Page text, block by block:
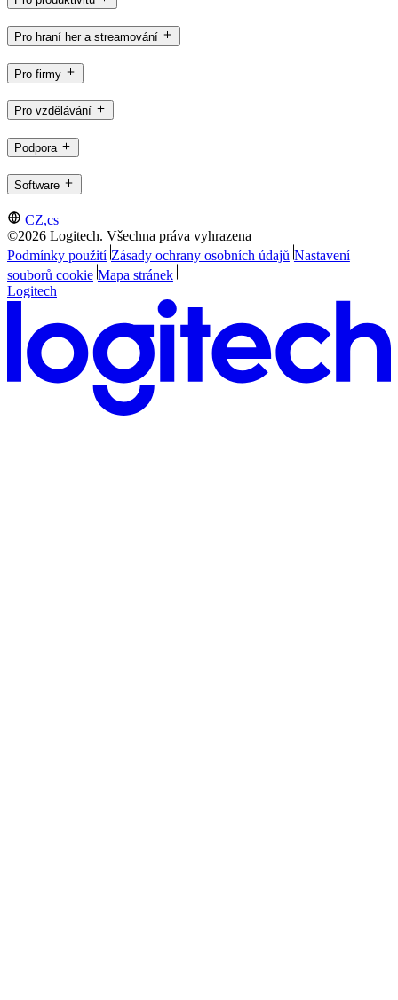
Pro hraní her a streamování
Pro firmy
Pro vzdělávání
Podpora
Software
CZ,cs
©2026 Logitech. Všechna práva vyhrazena
Podmínky použití Zásady ochrany osobních údajů Nastavení
souborů cookie Mapa stránek
Logitech